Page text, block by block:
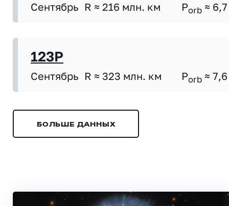
Сентябрь R ≈ 216 млн. км Porb ≈ 6,7
123P
Сентябрь R ≈ 323 млн. км Porb ≈ 7,6
БОЛЬШЕ ДАННЫХ